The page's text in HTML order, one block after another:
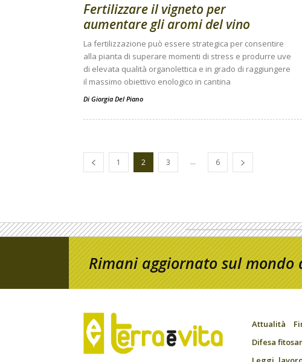
Fertilizzare il vigneto per
aumentare gli aromi del vino
La fertilizzazione può essere strategica per consentire
alla pianta di superare momenti di stress e produrre uve
di elevata qualità organolettica e in grado di raggiungere
il massimo obiettivo enologico in cantina
Di Giorgia Del Piano
1 2 3 ... 6
Rimani aggiornato sul mondo
Attualità
Difesa